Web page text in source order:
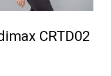
CRTD02